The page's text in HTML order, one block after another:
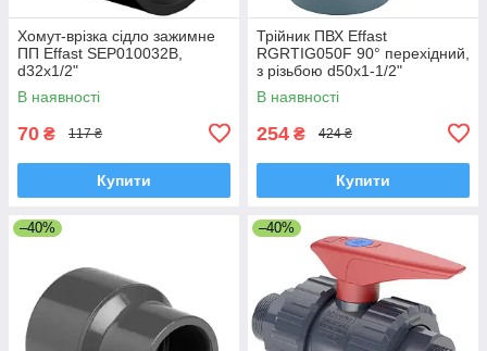
Хомут-врізка сідло зажимне
ПП Effast SEP010032B,
d32x1/2"
В наявності
70 ₴ 117 ₴
Купити
Трійник ПВХ Effast
RGRTIG050F 90° перехідний,
з різьбою d50x1-1/2"
В наявності
254 ₴ 424 ₴
Купити
–40% –40%